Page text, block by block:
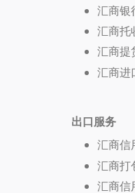
汇商银
汇商托
汇商提
汇商进
出口服务
汇商信
汇商打
汇商信